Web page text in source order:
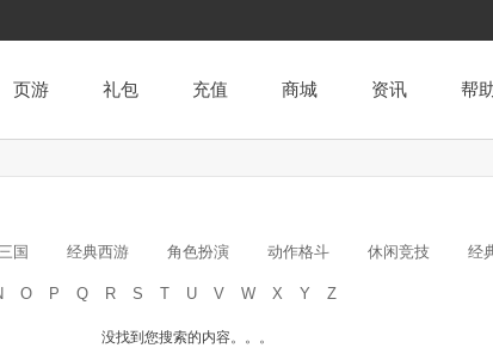
页游 礼包 充值 商城 资讯 帮
国 经典西游 角色扮演 动作格斗 休闲竞技 经
O P Q R S T U V W X Y Z
没找到您搜索的内容。。。